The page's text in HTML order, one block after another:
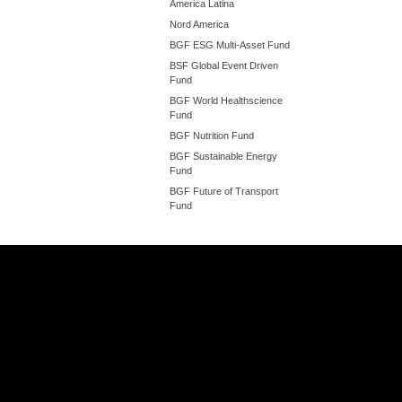
America Latina
Nord America
BGF ESG Multi-Asset Fund
BSF Global Event Driven
Fund
BGF World Healthscience
Fund
BGF Nutrition Fund
BGF Sustainable Energy
Fund
BGF Future of Transport
Fund